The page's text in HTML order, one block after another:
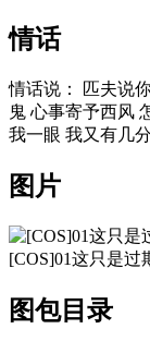
情话
情话说： 匹夫说
鬼 心事寄予西风
我一眼 我又有几
图片
[COS]01这只是过
图包目录